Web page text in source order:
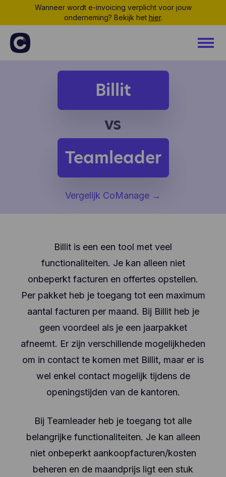
Wanneer wordt e-invoicing verplicht voor jouw
onderneming? Bekijk het hier.
Billit
vs
Teamleader
Vergelijk CoManage →
Billit is een een tool met veel
functionaliteiten. Je kan alleen niet
onbeperkt facturen en offertes opstellen.
Per pakket heb je toegang tot een maximum
aantal facturen per maand. Bij Billit heb je
geen voordeel als je een jaarpakket
afneemt. Er zijn verschillende mogelijkheden
om in contact te komen met Billit, maar er is
wel enkel contact mogelijk tijdens de
openingstijden van de kantoren.
Bij Teamleader heb je toegang tot alle
belangrijke functionaliteiten. Je kan alleen
niet onbeperkt aankoopfacturen/kosten
beheren en de maandprijs ligt een stuk